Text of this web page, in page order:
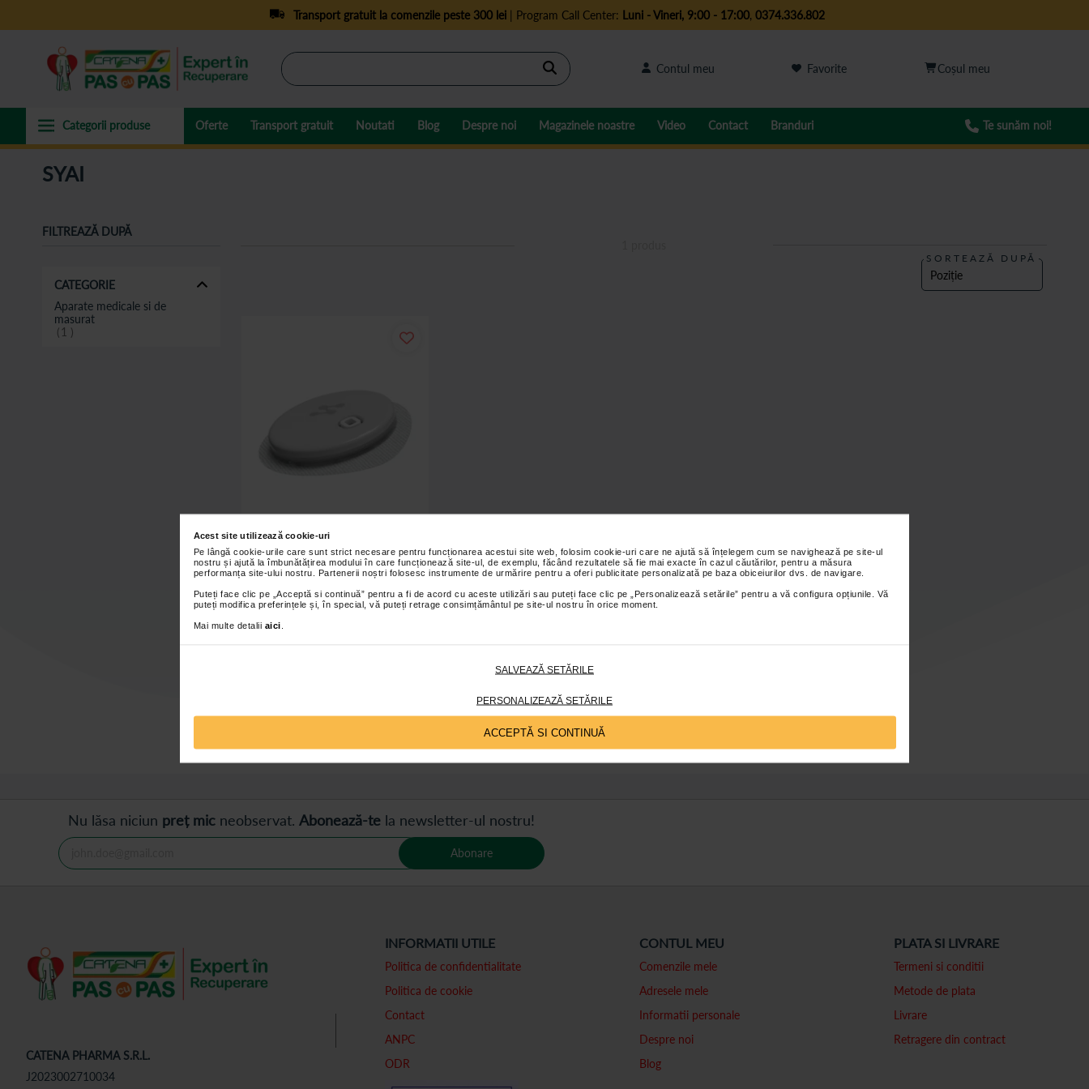
Acest site utilizează cookie-uri
Pe lângă cookie-urile care sunt strict necesare pentru funcționarea acestui site web, folosim cookie-uri care ne ajută să înțelegem cum se navighează pe site-ul
nostru și ajută la îmbunătățirea modului în care funcționează site-ul, de exemplu, făcând rezultatele să fie mai exacte în cazul căutărilor, pentru a măsura
performanța site-ului nostru. Partenerii noștri folosesc instrumente de urmărire pentru a oferi publicitate personalizată pe baza obiceiurilor dvs. de navigare.
Puteți face clic pe „Acceptă si continuă” pentru a fi de acord cu aceste utilizări sau puteți face clic pe „Personalizează setările” pentru a vă configura opțiunile. Vă
puteți modifica preferințele și, în special, vă puteți retrage consimțământul pe site-ul nostru în orice moment.
Mai multe detalii aici
SALVEAZĂ SETĂRILE
PERSONALIZEAZĂ SETĂRILE
ACCEPTĂ SI CONTINUĂ
Transport gratuit la comenzile peste 300 lei| Program Call Center: Luni - Vineri, 9:00 - 17:00, 0374.336.802
Cautare Contul meu Favorite
Oferte Transport gratuit Noutati Blog Despre noi Magazinele noastre Video Contact Branduri Te sunăm noi!
SYAI
SORTEAZĂ DUPĂ
Senzor monitorizare continua
glicemie, Syai Tag
FILTREAZĂ DUPĂ
CATEGORIE
Aparate medicale si de
masurat
1
Nu lăsa niciun preț mic neobservat. Abonează-te la newsletter-ul nostru!
Abonare
CATENA PHARMA S.R.L.
J2023002710034
INFORMATII UTILE
Politica de confidentialitate
Politica de cookie
Contact
ANPC
ODR
CONTUL MEU
Comenzile mele
Adresele mele
Informatii personale
Despre noi
Blog
PLATA SI LIVRARE
Termeni si conditii
Metode de plata
Livrare
Retragere din contract